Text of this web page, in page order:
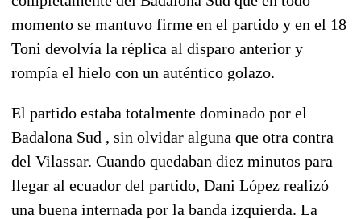
momento se mantuvo firme en el partido y en el 18
Toni devolvía la réplica al disparo anterior y
rompía el hielo con un auténtico golazo.
El partido estaba totalmente dominado por el
Badalona Sud , sin olvidar alguna que otra contra
del Vilassar. Cuando quedaban diez minutos para
llegar al ecuador del partido, Dani López realizó
una buena internada por la banda izquierda. La